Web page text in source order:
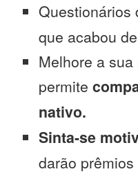
Questionários
que acabou
Melhore a
permite
nativo.
Sinta-se
darão